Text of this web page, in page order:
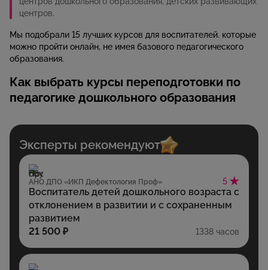
центров.
Мы подобрали 15 лучших курсов для воспитателей. которые
можно пройти онлайн, не имея базового педагогического
образования.
Как выбрать курсы переподготовки по
педагогике дошкольного образования
Эксперты рекомендуют
АНО ДПО «ИКП Дефектология Проф» 5
Воспитатель детей дошкольного возраста с
отклонением в развитии и с сохраненным
развитием
21 500 ₽
1338 часов